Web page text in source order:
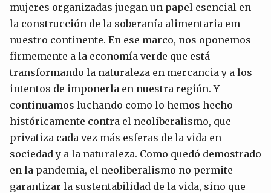
mujeres organizadas juegan un papel esencial en
la construcción de la soberanía alimentaria em
nuestro continente. En ese marco, nos oponemos
firmemente a la economía verde que está
transformando la naturaleza en mercancia y a los
intentos de imponerla en nuestra región. Y
continuamos luchando como lo hemos hecho
históricamente contra el neoliberalismo, que
privatiza cada vez más esferas de la vida en
sociedad y a la naturaleza. Como quedó demostrado
en la pandemia, el neoliberalismo no permite
garantizar la sustentabilidad de la vida, sino que